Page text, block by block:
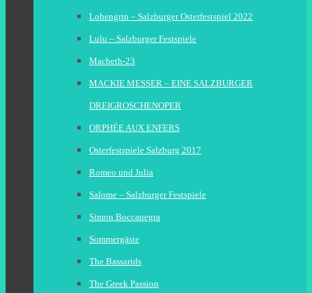
Lohengrin – Salzburger Osterfestspiel 2022
Lulu – Salzburger Festspiele
Macbeth-23
MACKIE MESSER – EINE SALZBURGER
DREIGROSCHENOPER
ORPHÉE AUX ENFERS
Osterfestspiele Salzburg 2017
Romeo und Julia
Salome – Salzburger Festspiele
Simon Boccanegra
Sommergäste
The Bassarids
The Greek Passion